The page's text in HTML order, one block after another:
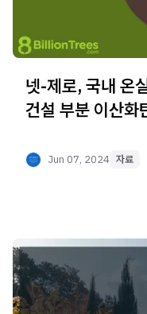
넷-제로, 국내 온
건설 부분 이산화
Jun 07, 2024 자료